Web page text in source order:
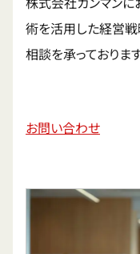
術を活用した経営
相談を承っております
お問い合わせ